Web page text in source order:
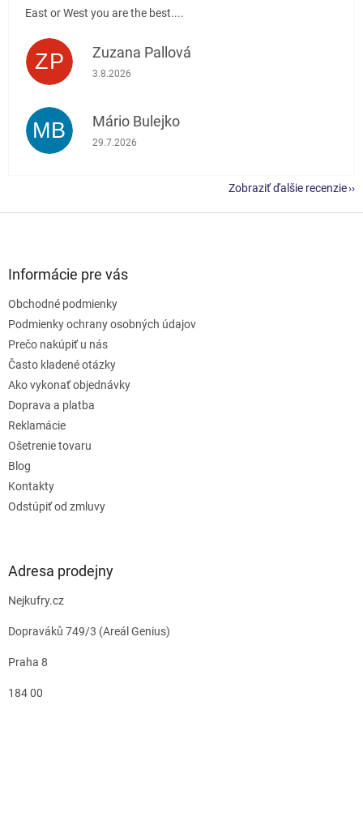
East or West you are the best....
ZP Zuzana Pallová
Hodnotenie obchodu je 5 z 5 hviezdičiek.
3.8.2026
MB Mário Bulejko
Hodnotenie obchodu je 5 z 5 hviezdičiek.
29.7.2026
Zobraziť ďalšie recenzie
Informácie pre vás
Obchodné podmienky
Podmienky ochrany osobných údajov
Prečo nakúpiť u nás
Často kladené otázky
Ako vykonať objednávky
Doprava a platba
Reklamácie
Ošetrenie tovaru
Blog
Kontakty
Odstúpiť od zmluvy
Adresa prodejny
Nejkufry.cz
Dopraváků 749/3 (Areál Genius)
Praha 8
184 00